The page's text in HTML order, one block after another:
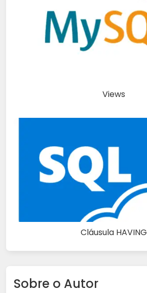
Views
Cláusula HAVING
Sobre o Autor